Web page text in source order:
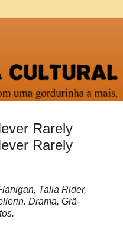
Rarely
Rarely
Talia Rider,
Drama, Grã-